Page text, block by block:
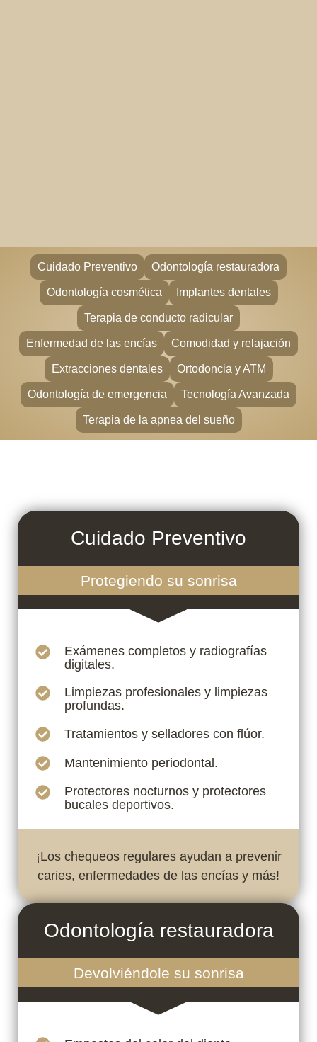
Odontología restauradora
Odontología cosmética
Enfermedad de las encías Comodidad y relajación
Odontología de emergencia Tecnología Avanzada
Cuidado Preventivo
Protegiendo su sonrisa
Exámenes completos y radiografías
digitales.
Limpiezas profesionales y limpiezas
profundas.
Tratamientos y selladores con flúor.
Mantenimiento periodontal.
bucales deportivos.
¡Los chequeos regulares ayudan a prevenir
caries, enfermedades de las encías y más!
Odontología restauradora
Devolviéndole su sonrisa
Empastes del color del diente.